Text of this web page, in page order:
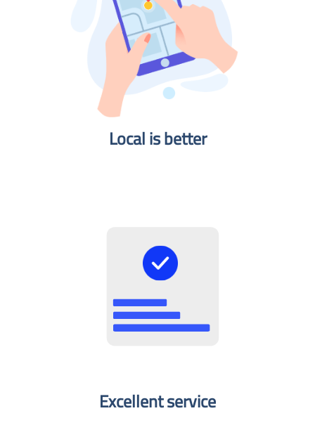
Local is better​
Excellent service